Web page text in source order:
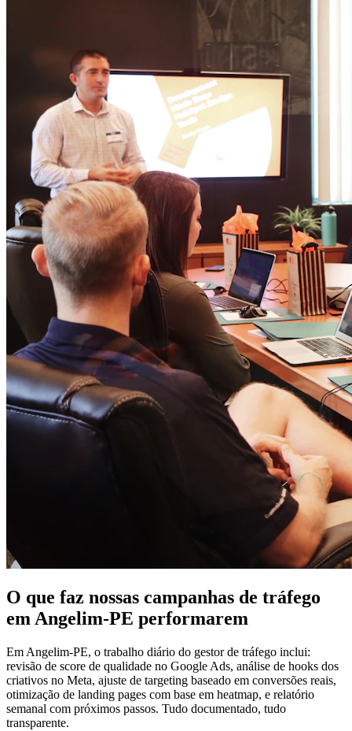
O que faz nossas campanhas de tráfego
em Angelim-PE performarem
Em Angelim-PE, o trabalho diário do gestor de tráfego inclui:
revisão de score de qualidade no Google Ads, análise de hooks dos
criativos no Meta, ajuste de targeting baseado em conversões reais,
otimização de landing pages com base em heatmap, e relatório
semanal com próximos passos. Tudo documentado, tudo
transparente.